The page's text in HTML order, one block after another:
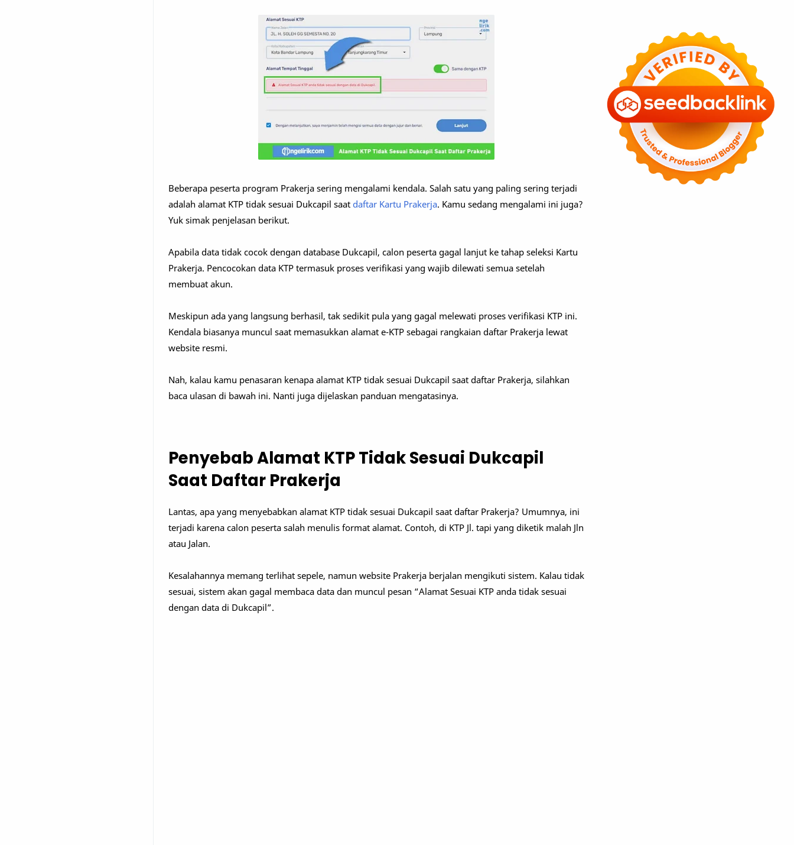
Beberapa peserta program Prakerja sering mengalami kendala. Salah satu yang paling sering terjadi
adalah alamat KTP tidak sesuai Dukcapil saat daftar Kartu Prakerja. Kamu sedang mengalami ini juga?
Yuk simak penjelasan berikut.
Apabila data tidak cocok dengan database Dukcapil, calon peserta gagal lanjut ke tahap seleksi Kartu
Prakerja. Pencocokan data KTP termasuk proses verifikasi yang wajib dilewati semua setelah
membuat akun.
Meskipun ada yang langsung berhasil, tak sedikit pula yang gagal melewati proses verifikasi KTP ini.
Kendala biasanya muncul saat memasukkan alamat e-KTP sebagai rangkaian daftar Prakerja lewat
website resmi.
Nah, kalau kamu penasaran kenapa alamat KTP tidak sesuai Dukcapil saat daftar Prakerja, silahkan
baca ulasan di bawah ini. Nanti juga dijelaskan panduan mengatasinya.
Penyebab Alamat KTP Tidak Sesuai Dukcapil
Saat Daftar Prakerja
Lantas, apa yang menyebabkan alamat KTP tidak sesuai Dukcapil saat daftar Prakerja? Umumnya, ini
terjadi karena calon peserta salah menulis format alamat. Contoh, di KTP Jl. tapi yang diketik malah Jln
atau Jalan.
Kesalahannya memang terlihat sepele, namun website Prakerja berjalan mengikuti sistem. Kalau tidak
sesuai, sistem akan gagal membaca data dan muncul pesan “Alamat Sesuai KTP anda tidak sesuai
dengan data di Dukcapil”.